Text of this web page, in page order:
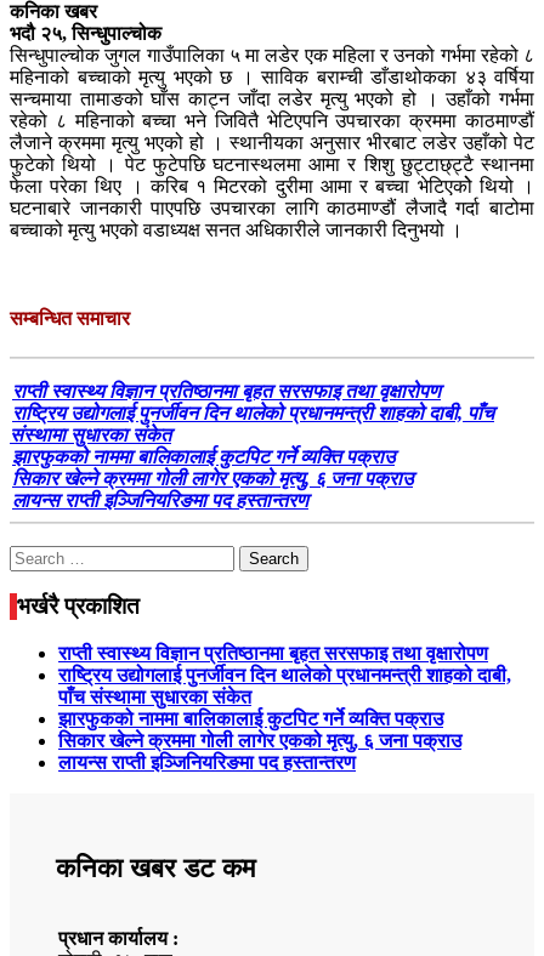
कनिका खबर
भदौ २५, सिन्धुपाल्चोक
सिन्धुपाल्चोक जुगल गाउँपालिका ५ मा लडेर एक महिला र उनको गर्भमा रहेको ८
महिनाको बच्चाको मृत्यु भएको छ । साविक बराम्ची डाँडाथोकका ४३ वर्षिया
सन्चमाया तामाङको घाँस काट्न जाँदा लडेर मृत्यु भएको हो । उहाँको गर्भमा
रहेको ८ महिनाको बच्चा भने जिवितै भेटिएपनि उपचारका क्रममा काठमाण्डौं
लैजाने क्रममा मृत्यु भएको हो । स्थानीयका अनुसार भीरबाट लडेर उहाँको पेट
फुटेको थियो । पेट फुटेपछि घटनास्थलमा आमा र शिशु छुट्टाछ्ट्टै स्थानमा
फेला परेका थिए । करिब १ मिटरको दुरीमा आमा र बच्चा भेटिएकोे थियो ।
घटनाबारे जानकारी पाएपछि उपचारका लागि काठमाण्डौं लैजादै गर्दा बाटोमा
बच्चाको मृत्यु भएको वडाध्यक्ष सनत अधिकारीले जानकारी दिनुभयो ।
सम्बन्धित समाचार
राप्ती स्वास्थ्य विज्ञान प्रतिष्ठानमा बृहत सरसफाइ तथा वृक्षारोपण
राष्ट्रिय उद्योगलाई पुनर्जीवन दिन थालेको प्रधानमन्त्री शाहको दाबी, पाँच
संस्थामा सुधारका संकेत
झारफुकको नाममा बालिकालाई कुटपिट गर्ने व्यक्ति पक्राउ
सिकार खेल्ने क्रममा गोली लागेर एकको मृत्यु, ६ जना पक्राउ
लायन्स राप्ती इञ्जिनियरिङमा पद हस्तान्तरण
Search
for:
भर्खरै प्रकाशित
राप्ती स्वास्थ्य विज्ञान प्रतिष्ठानमा बृहत सरसफाइ तथा वृक्षारोपण
राष्ट्रिय उद्योगलाई पुनर्जीवन दिन थालेको प्रधानमन्त्री शाहको दाबी,
पाँच संस्थामा सुधारका संकेत
झारफुकको नाममा बालिकालाई कुटपिट गर्ने व्यक्ति पक्राउ
सिकार खेल्ने क्रममा गोली लागेर एकको मृत्यु, ६ जना पक्राउ
लायन्स राप्ती इञ्जिनियरिङमा पद हस्तान्तरण
कनिका खबर डट कम
प्रधान कार्यालय :